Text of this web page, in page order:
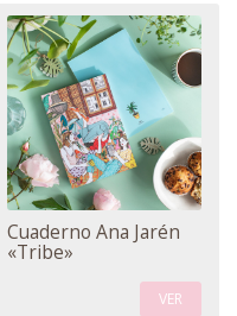
Cuaderno Ana Jarén
«Tribe»
VER